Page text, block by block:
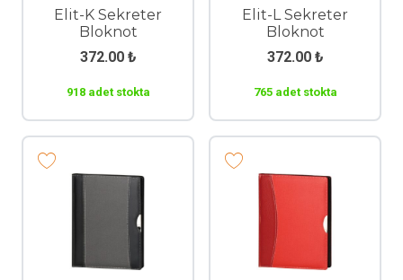
Elit-K Sekreter
Bloknot
372.00 ₺
918 adet stokta
Elit-L Sekreter
Bloknot
372.00 ₺
765 adet stokta